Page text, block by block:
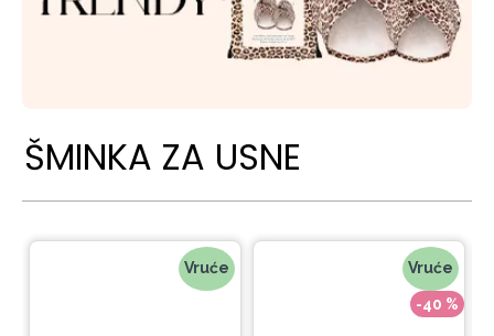
ŠMINKA ZA USNE
Vruće Vruće
-40 %